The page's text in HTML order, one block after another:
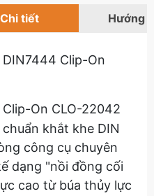
Chi tiết Hướng
Clip-On
On CLO-22042
khắt khe DIN
công cụ chuyên
dạng "nồi đồng cối
cao từ búa thủy lực